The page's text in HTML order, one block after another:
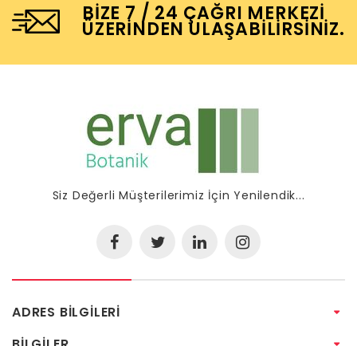
BIZE 7 / 24 ÇAĞRI MERKEZI
ÜZERINDEN ULAŞABILIRSINIZ.
Siz Değerli Müşterilerimiz İçin Yenilendik...
ADRES BILGILERI